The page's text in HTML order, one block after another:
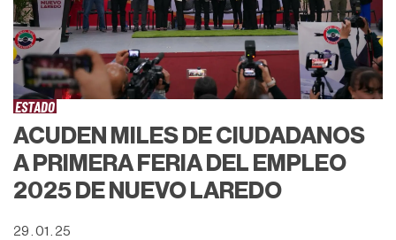
ESTADO
ACUDEN MILES DE CIUDADANOS
A PRIMERA FERIA DEL EMPLEO
2025 DE NUEVO LAREDO
29 . 01 . 25